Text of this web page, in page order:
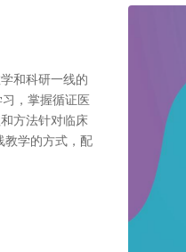
和科研一线的
，掌握循证医
方法针对临床
教学的方式，配